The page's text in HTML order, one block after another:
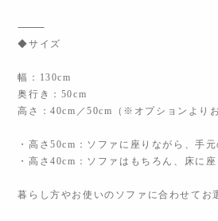
⸻
◆サイズ
幅：130cm
奥行き：50cm
高さ：40cm／50cm（※オプションより
・高さ50cm：ソファに座りながら、手
・高さ40cm：ソファはもちろん、床に
暮らし方やお使いのソファに合わせてお